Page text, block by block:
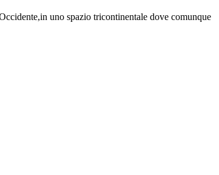
uno spazio tricontinentale dove comunque